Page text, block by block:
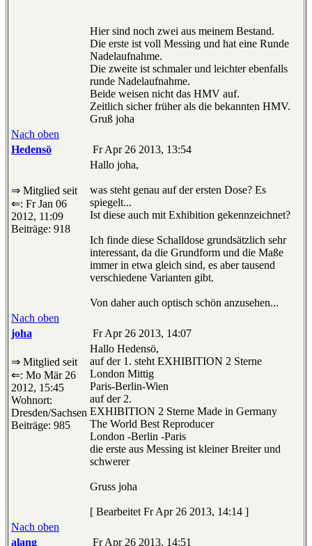
Hier sind noch zwei aus meinem Bestand.
Die erste ist voll Messing und hat eine Runde
Nadelaufnahme.
Die zweite ist schmaler und leichter ebenfalls
runde Nadelaufnahme.
Beide weisen nicht das HMV auf.
Zeitlich sicher früher als die bekannten HMV.
Gruß joha
Nach oben
Hedensö
Fr Apr 26 2013, 13:54
⇒ Mitglied seit
⇐: Fr Jan 06
2012, 11:09
Beiträge: 918
Hallo joha,
was steht genau auf der ersten Dose? Es
spiegelt...
Ist diese auch mit Exhibition gekennzeichnet?
Ich finde diese Schalldose grundsätzlich sehr
interessant, da die Grundform und die Maße
immer in etwa gleich sind, es aber tausend
verschiedene Varianten gibt.
Von daher auch optisch schön anzusehen...
Nach oben
joha
Fr Apr 26 2013, 14:07
⇒ Mitglied seit
⇐: Mo Mär 26
2012, 15:45
Wohnort:
Dresden/Sachsen
Beiträge: 985
Hallo Hedensö,
auf der 1. steht EXHIBITION 2 Sterne
London Mittig
Paris-Berlin-Wien
auf der 2.
EXHIBITION 2 Sterne Made in Germany
The World Best Reproducer
London -Berlin -Paris
die erste aus Messing ist kleiner Breiter und
schwerer
Gruss joha
[ Bearbeitet Fr Apr 26 2013, 14:14 ]
Nach oben
alang
Fr Apr 26 2013, 14:51